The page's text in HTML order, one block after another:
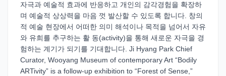
자극과 예술적 효과에 반응하고 개인의 감각경험을 확장하
며 예술적 상상력을 마음 껏 발산할 수 있도록 합니다. 창의
적 예술 현장에서 어떠한 의미 해석이나 목적을 넘어서 자유
와 유희를 추구하는 활 동(activity)을 통해 새로운 자극을 경
험하는 계기가 되기를 기대합니다. Ji Hyang Park Chief
Curator, Wooyang Museum of contemporary Art “Bodily
ARTivity” is a follow-up exhibition to “Forest of Sense,”